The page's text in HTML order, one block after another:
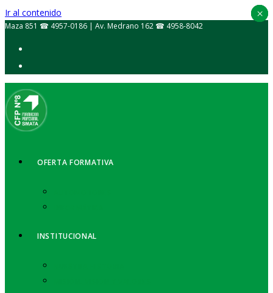
Ir al contenido
Maza 851 ☎ 4957-0186 | Av. Medrano 162 ☎ 4958-8042
OFERTA FORMATIVA
INSTITUCIONAL
×
×
×